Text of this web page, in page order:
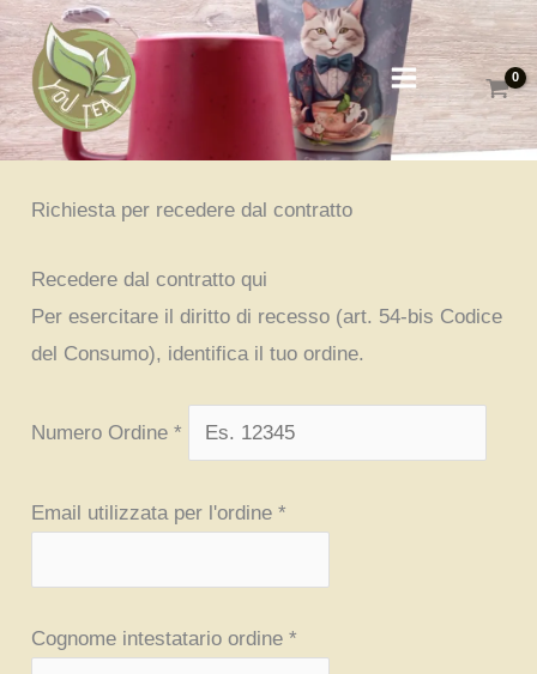
Vai
al
contenuto
Richiesta per recedere dal contratto
Recedere dal contratto qui
Per esercitare il diritto di recesso (art. 54-bis Codice
del Consumo), identifica il tuo ordine.
Numero Ordine *
Email utilizzata per l'ordine *
Cognome intestatario ordine *